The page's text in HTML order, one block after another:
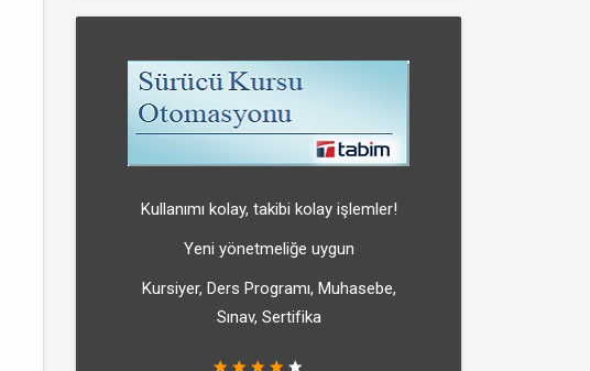
Kullanımı kolay, takibi kolay işlemler!
Yeni yönetmeliğe uygun
Kursiyer, Ders Programı, Muhasebe,
Sınav, Sertifika